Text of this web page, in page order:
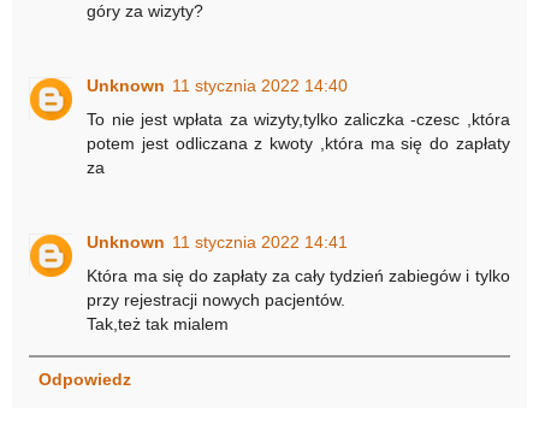
góry za wizyty?
Unknown 11 stycznia 2022 14:40
To nie jest wpłata za wizyty,tylko zaliczka -czesc ,która
potem jest odliczana z kwoty ,która ma się do zapłaty
za
Unknown 11 stycznia 2022 14:41
Która ma się do zapłaty za cały tydzień zabiegów i tylko
przy rejestracji nowych pacjentów.
Tak,też tak mialem
Odpowiedz